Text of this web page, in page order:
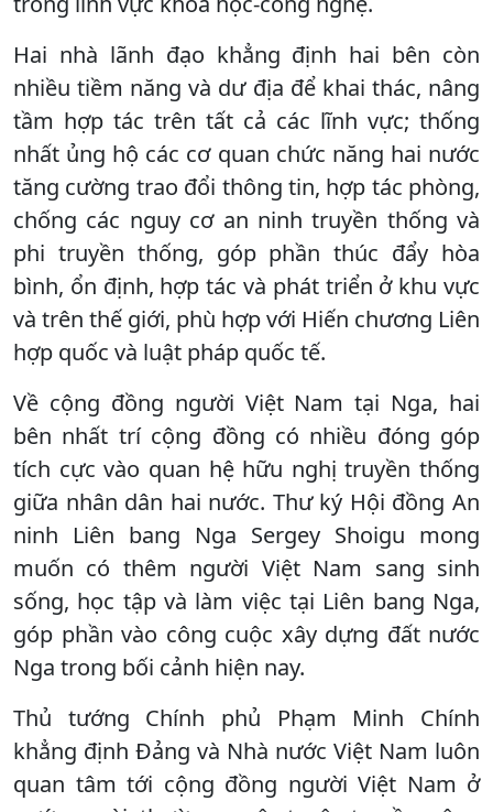
Hai nhà lãnh đạo khẳng định hai bên còn
nhiều tiềm năng và dư địa để khai thác, nâng
tầm hợp tác trên tất cả các lĩnh vực; thống
nhất ủng hộ các cơ quan chức năng hai nước
tăng cường trao đổi thông tin, hợp tác phòng,
chống các nguy cơ an ninh truyền thống và
phi truyền thống, góp phần thúc đẩy hòa
bình, ổn định, hợp tác và phát triển ở khu vực
và trên thế giới, phù hợp với Hiến chương Liên
hợp quốc và luật pháp quốc tế.
Về cộng đồng người Việt Nam tại Nga, hai
bên nhất trí cộng đồng có nhiều đóng góp
tích cực vào quan hệ hữu nghị truyền thống
giữa nhân dân hai nước. Thư ký Hội đồng An
ninh Liên bang Nga Sergey Shoigu mong
muốn có thêm người Việt Nam sang sinh
sống, học tập và làm việc tại Liên bang Nga,
góp phần vào công cuộc xây dựng đất nước
Nga trong bối cảnh hiện nay.
Thủ tướng Chính phủ Phạm Minh Chính
khẳng định Đảng và Nhà nước Việt Nam luôn
quan tâm tới cộng đồng người Việt Nam ở